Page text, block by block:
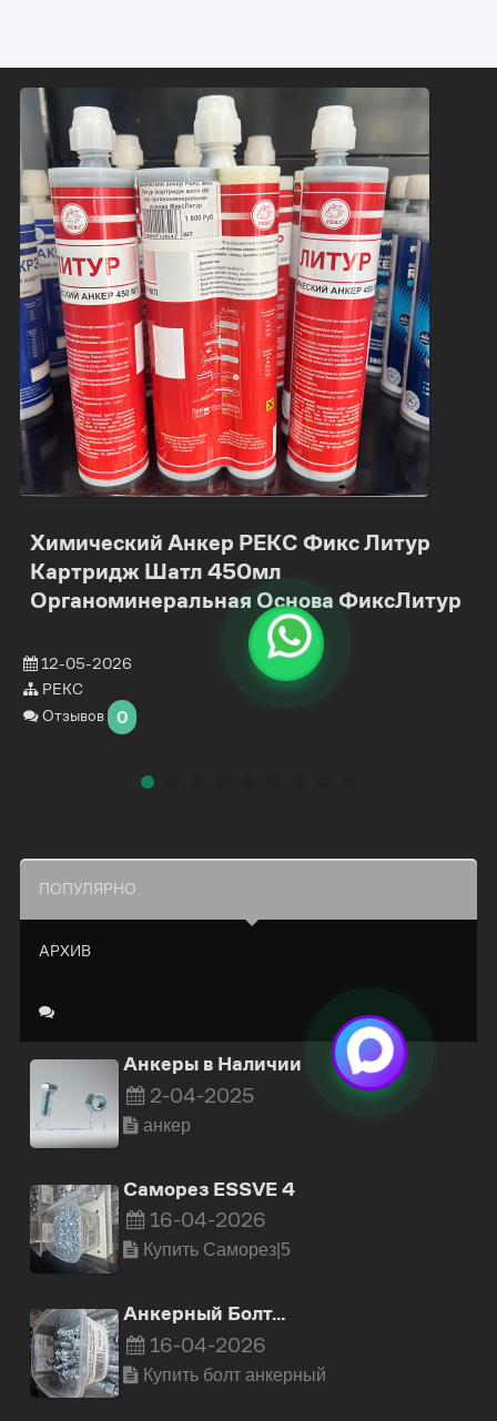
Химический Анкер РЕКС Фикс Литур
Картридж Шатл 450мл
Органоминеральная Основа ФиксЛитур
12-05-2026
РЕКС
Отзывов
0
ПОПУЛЯРНО
АРХИВ
Анкеры в Наличии
2-04-2025
анкер
Саморез ESSVE 4
16-04-2026
Купить Cаморез|5
Анкерный Болт…
16-04-2026
Купить болт анкерный